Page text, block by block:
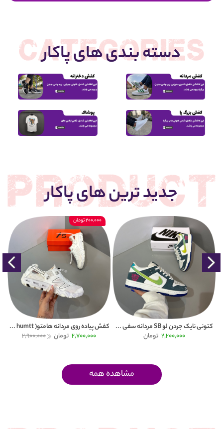
دسته بندی های پاکار
جدید ترین های پاکار
کتونی نایک جردن لو SB مردانه سفی ...
2,200,000 تومان
200,000 تومان
کفش پیاده روی مردانه هامتو( humtt ...
2,700,000 تومان 2,900,000
مشاهده همه